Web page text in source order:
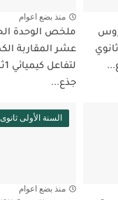
الرياضيات السنة 1 ثانوي
منذ بضع اعوام
ملخص الوحدة
عشر المقاربة
جذع...
السنة الأولى ثانوى
منذ بضع اعوام